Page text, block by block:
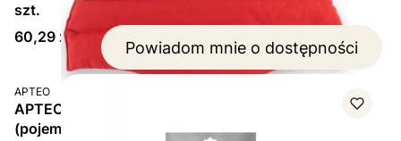
szt.
Cena
60,29 zł
Powiadom mnie o dostępności
PRODUCENT
APTEO
APTEO Termofor bez pokrowca – wyrób medyczny
(pojemność 2 L, 1 szt.)